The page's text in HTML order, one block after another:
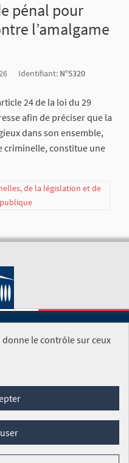
pénal pour
l’amalgame
Identifiant: N°5320
24 de la loi du 29
afin de préciser que la
dans son ensemble,
criminelle, constitue une
de la législation et de
NATIONALE
(CGU)
Cookies
donne le contrôle sur ceux